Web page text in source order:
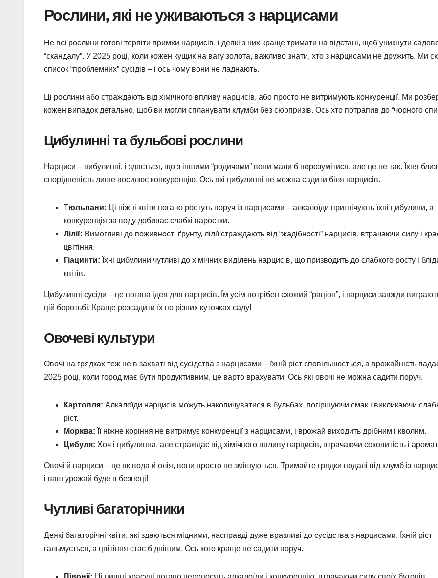
Рослини, які не уживаються з нарцисами
Не всі рослини готові терпіти примхи нарцисів, і деякі з них краще тримати на відстані, щоб уникнути
“скандалу”. У 2025 році, коли кожен кущик на вагу золота, важливо знати, хто з нарцисами не дружить. Ми
список “проблемних” сусідів – і ось чому вони не ладнають.
Ці рослини або страждають від хімічного впливу нарцисів, або просто не витримують конкуренції. Ми
кожен випадок детально, щоб ви могли спланувати клумби без сюрпризів. Ось хто потрапив до “чорного
Цибулинні та бульбові рослини
Нарциси – цибулинні, і здається, що з іншими “родичами” вони мали б порозумітися, але це не так. Їхня
спорідненість лише посилює конкуренцію. Ось які цибулинні не можна садити біля нарцисів.
Тюльпани: Ці ніжні квіти погано ростуть поруч із нарцисами – алкалоїди пригнічують їхні цибулини, а
конкуренція за воду добиває слабкі паростки.
Лілії: Вимогливі до поживності ґрунту, лілії страждають від “жадібності” нарцисів, втрачаючи силу і
цвітіння.
Гіацинти: Їхні цибулини чутливі до хімічних виділень нарцисів, що призводить до слабкого росту і
квітів.
Цибулинні сусіди – це погана ідея для нарцисів. Їм усім потрібен схожий “раціон”, і нарциси завжди
цій боротьбі. Краще розсадити їх по різних куточках саду!
Овочеві культури
Овочі на грядках теж не в захваті від сусідства з нарцисами – їхній ріст сповільнюється, а врожайність
2025 році, коли город має бути продуктивним, це варто врахувати. Ось які овочі не можна садити поруч.
Картопля: Алкалоїди нарцисів можуть накопичуватися в бульбах, погіршуючи смак і викликаючи
ріст.
Морква: Її ніжне коріння не витримує конкуренції з нарцисами, і врожай виходить дрібним і кволим.
Цибуля: Хоч і цибулинна, але страждає від хімічного впливу нарцисів, втрачаючи соковитість і аромат.
Овочі й нарциси – це як вода й олія, вони просто не змішуються. Тримайте грядки подалі від клумб із
і ваш урожай буде в безпеці!
Чутливі багаторічники
Деякі багаторічні квіти, які здаються міцними, насправді дуже вразливі до сусідства з нарцисами. Їхній ріст
гальмується, а цвітіння стає біднішим. Ось кого краще не садити поруч.
Півонії: Ці пишні красуні погано переносять алкалоїди і конкуренцію, втрачаючи силу своїх бутонів.